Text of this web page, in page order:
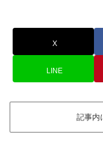
X
LINE
記事内